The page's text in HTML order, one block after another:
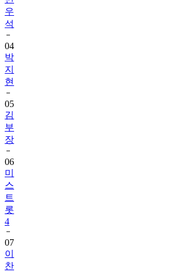
우
석
04
박
지
현
05
김
부
장
06
미
스
트
롯
4
07
이
찬